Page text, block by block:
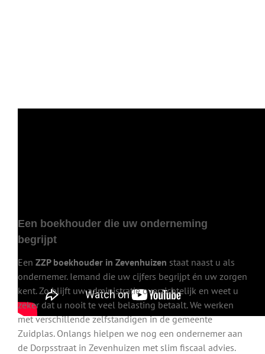
Een boekhouder die uw onderneming
begrijpt
Een ZZP boekhouder in Zevenhuizen staat naast u als
ondernemer. Iemand die uw cijfers begrijpt én uw zorgen
kent. Zo blijft uw administratie overzichtelijk en weet u
zeker dat u nooit te veel belasting betaalt. We werken
met verschillende zelfstandigen in de gemeente
Zuidplas. Onlangs hielpen we nog een ondernemer aan
de Dorpsstraat in Zevenhuizen met slim fiscaal advies.